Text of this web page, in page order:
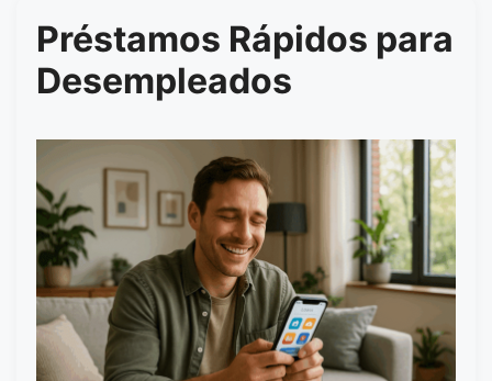
Préstamos Rápidos para
Desempleados